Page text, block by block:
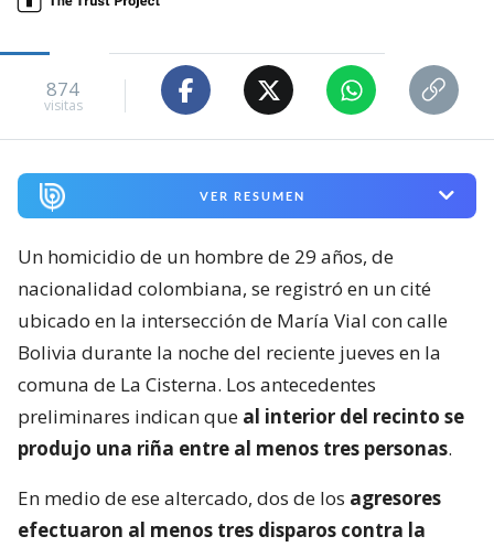
874
visitas
VER RESUMEN
Un homicidio de un hombre de 29 años, de
nacionalidad colombiana, se registró en un cité
ubicado en la intersección de María Vial con calle
Bolivia durante la noche del reciente jueves en la
comuna de La Cisterna. Los antecedentes
preliminares indican que al interior del recinto se
produjo una riña entre al menos tres personas.
En medio de ese altercado, dos de los agresores
efectuaron al menos tres disparos contra la